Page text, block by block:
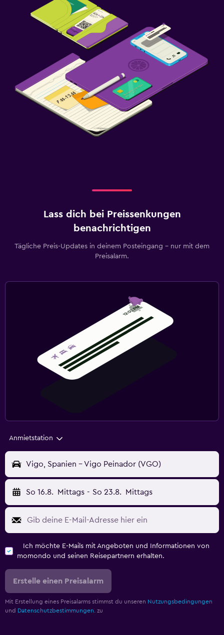
Lass dich bei Preissenkungen
benachrichtigen
Tägliche Preis-Updates in deinem Posteingang – nur mit dem
Preisalarm.
Anmietstation
Vigo, Spanien - Vigo Peinador (VGO)
So 16.8. Mittags - So 23.8. Mittags
Ich möchte E-Mails mit Angeboten und Informationen von
momondo und seinen Reisepartnern erhalten.
Erstelle einen Preisalarm
Mit Erstellung eines Preisalarms stimmst du unseren Nutzungsbedingungen
und Datenschutzbestimmungen. zu